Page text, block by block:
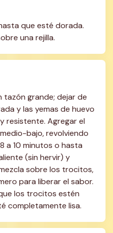
que esté dorada.
una rejilla.
grande; dejar de
y las yemas de huevo
resistente. Agregar el
bajo, revolviendo
a 10 minutos o hasta
(sin hervir) y
sobre los trocitos,
para liberar el sabor.
los trocitos estén
completamente lisa.